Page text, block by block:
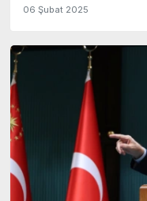
06 Şubat 2025